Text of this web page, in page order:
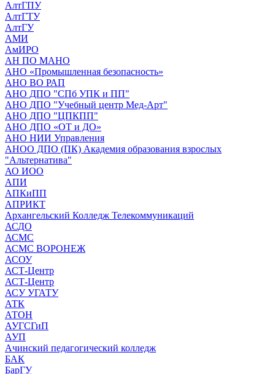
АлтГПУ
АлтГТУ
АлтГУ
АМИ
АмИРО
АН ПО МАНО
АНО «Промышленная безопасность»
АНО ВО РАП
АНО ДПО "СПб УПК и ПП"
АНО ДПО "Учебный центр Мед-Арт"
АНО ДПО "ЦПКПП"
АНО ДПО «ОТ и ДО»
АНО НИИ Управления
АНОО ДПО (ПК) Академия образования взрослых
"Альтернатива"
АО ИОО
АПИ
АПКиПП
АПРИКТ
Архангельский Колледж Телекоммуникаций
АСДО
АСМС
АСМС ВОРОНЕЖ
АСОУ
АСТ-Центр
АСТ-Центр
АСУ УГАТУ
АТК
АТОН
АУГСГиП
АУП
Ачинский педагогический колледж
БАК
БарГУ